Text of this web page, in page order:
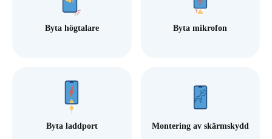
Byta högtalare Byta mikrofon
Byta laddport Montering av skärmskydd